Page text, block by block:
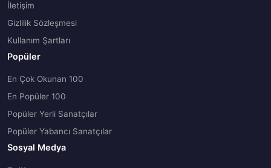
İletişim
Gizlilik Sözleşmesi
Kullanım Şartları
Popüler
En Çok Okunan 100
En Popüler 100
Popüler Yerli Sanatçılar
Popüler Yabancı Sanatçılar
Sosyal Medya